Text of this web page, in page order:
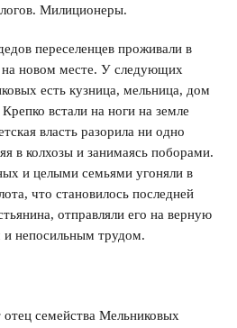
Милиционеры.
переселенцев проживали в
на новом месте. У следующих
есть кузница, мельница, дом
встали на ноги на земле
власть разорила ни одно
в колхозы и занимаясь поборами.
и целыми семьями угоняли в
что становилось последней
отправляли его на верную
и непосильным трудом.
семейства Мельниковых